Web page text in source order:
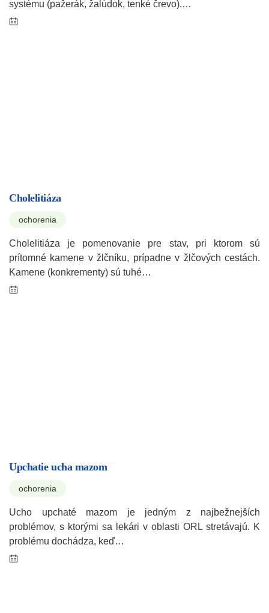
systému (pažerák, žalúdok, tenké črevo).…
Cholelitiáza
ochorenia
Cholelitiáza je pomenovanie pre stav, pri ktorom sú
prítomné kamene v žlčníku, prípadne v žlčových cestách.
Kamene (konkrementy) sú tuhé…
Upchatie ucha mazom
ochorenia
Ucho upchaté mazom je jedným z najbežnejších
problémov, s ktorými sa lekári v oblasti ORL stretávajú. K
problému dochádza, keď…